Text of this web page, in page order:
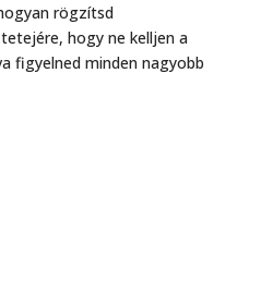
rögzítsd
hogy ne kelljen a
figyelned minden nagyobb